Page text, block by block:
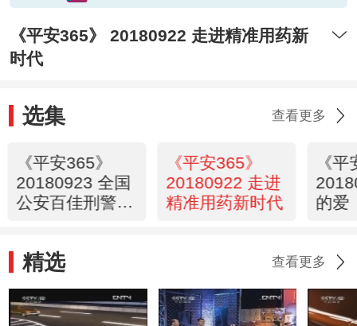
《平安365》 20180922 走进精准用药新
时代
选集 查看更多
《平安365》
20180923 全国
公安百佳刑警推
《平安365》
20180922 走进
精准用药新时代
《
的爱
精选 查看更多